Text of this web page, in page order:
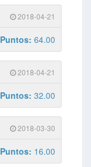
2018-04-21
Puntos: 64.00
2018-04-21
Puntos: 32.00
2018-03-30
Puntos: 16.00